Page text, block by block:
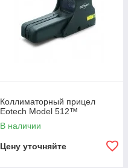
Коллиматорный прицел
Eotech Model 512™
В наличии
Цену уточняйте